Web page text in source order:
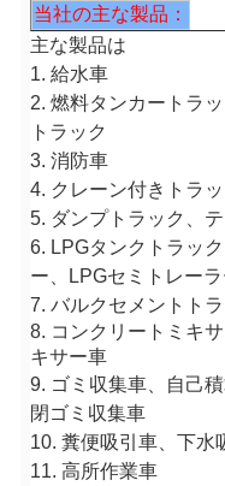
当社の主な製品：
主な製品は
1. 給水車
2. 燃料タンカートラ
トラック
3. 消防車
4. クレーン付きトラッ
5. ダンプトラック、
6. LPGタンクトラッ
ー、LPGセミトレー
7. バルクセメントトラ
8. コンクリートミキ
キサー車
9. ゴミ収集車、自己
閉ゴミ収集車
10. 糞便吸引車、下水
11. 高所作業車